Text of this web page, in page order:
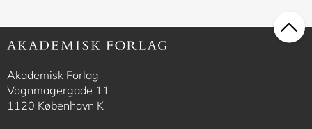
Akademisk Forlag
Vognmagergade 11
1120 København K